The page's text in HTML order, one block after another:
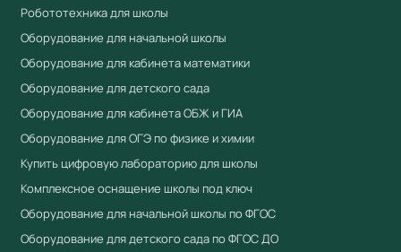
Купить "Электрические цепи" Комплект
лабораторного оборудования в Учебный
Компания «Учебный стандарт» (ИНН 3801158281) —
официальный поставщик образовательного
оборудования с 2018 года. Поставляем оборудование,
включённое в реестр промышленной продукции
Минпромторга (ПП РФ № 719). Предоставляем выписку
фактуры, товарные накладные и гарантийные талоны.
Робототехника для школы
Оборудование для начальной школы
Оборудование для кабинета математики
Оборудование для детского сада
Оборудование для кабинета ОБЖ и ГИА
Оборудование для ОГЭ по физике и химии
Купить цифровую лабораторию для школы
Комплексное оснащение школы под ключ
Оборудование для начальной школы по ФГОС
Оборудование для детского сада по ФГОС ДО